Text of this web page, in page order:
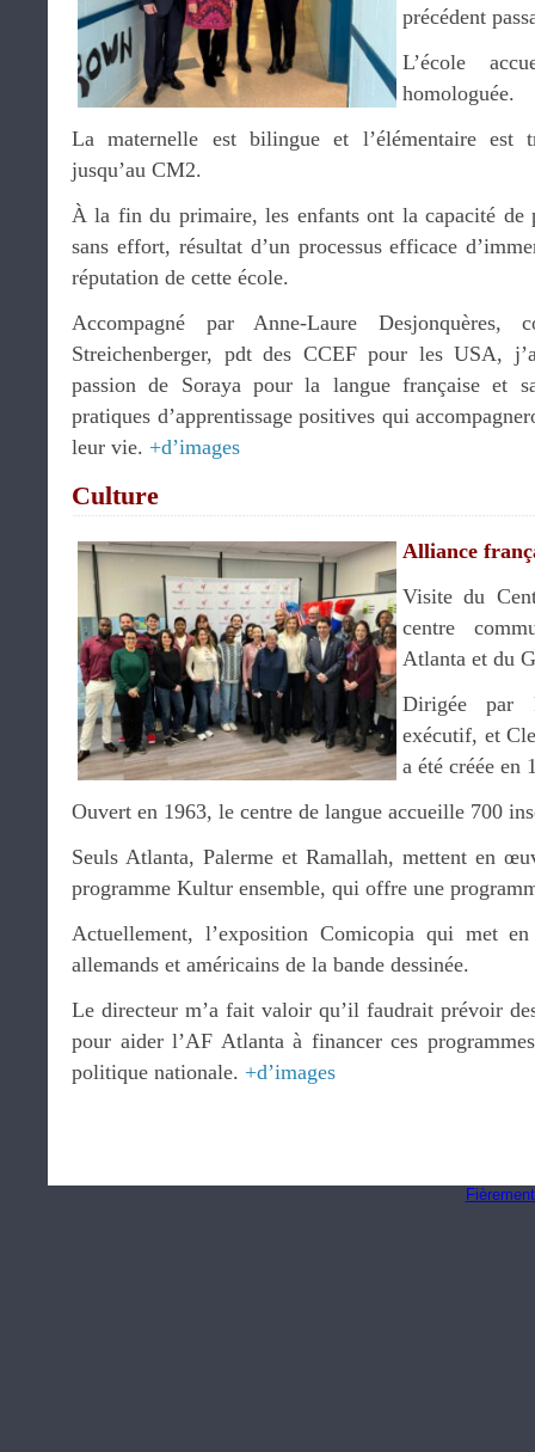
précédent
L’école
homologuée.
La maternelle est bilingue et l’élémentaire est
jusqu’au CM2.
À la fin du primaire, les enfants ont la capacité de
sans effort, résultat d’un processus efficace
réputation de cette école.
Accompagné par Anne-Laure Desjonquères,
Streichenberger, pdt des CCEF pour les USA,
passion de Soraya pour la langue française et
pratiques d’apprentissage positives qui
leur vie. +d’images
Culture
Alliance
Visite du
centre
Atlanta et du
Dirigée par
exécutif, et
a été créée en
Ouvert en 1963, le centre de langue accueille 700
Seuls Atlanta, Palerme et Ramallah, mettent en
programme Kultur ensemble, qui offre une
Actuellement, l’exposition Comicopia qui met
allemands et américains de la bande dessinée.
Le directeur m’a fait valoir qu’il faudrait prévoir
pour aider l’AF Atlanta à financer ces
politique nationale. +d’images